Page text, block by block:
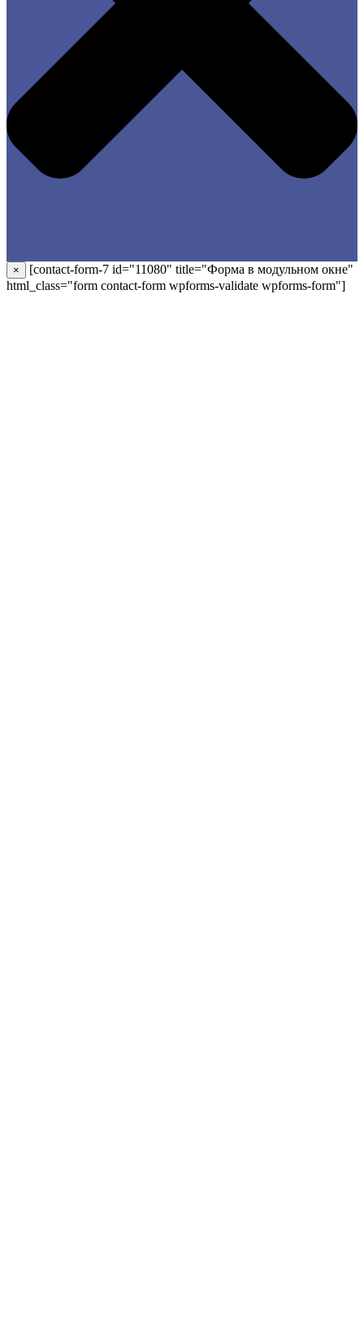
×
[contact-form-7 id="11080" title="Форма в модульном окне"
html_class="form contact-form wpforms-validate wpforms-form"]